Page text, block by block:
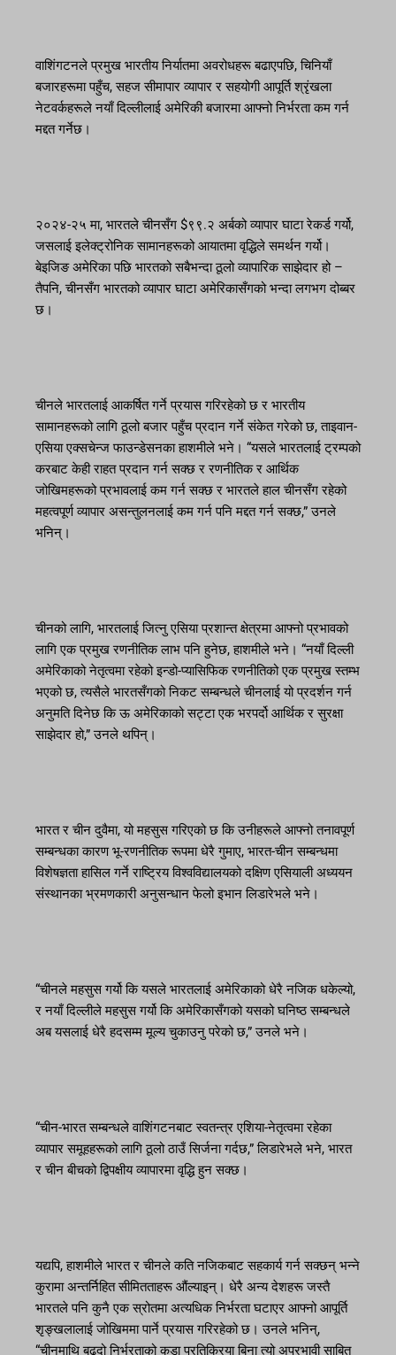
वाशिंगटनले प्रमुख भारतीय निर्यातमा अवरोधहरू बढाएपछि, चिनियाँ
बजारहरूमा पहुँच, सहज सीमापार व्यापार र सहयोगी आपूर्ति श्रृंखला
नेटवर्कहरूले नयाँ दिल्लीलाई अमेरिकी बजारमा आफ्नो निर्भरता कम गर्न
मद्दत गर्नेछ।
२०२४-२५ मा, भारतले चीनसँग $९९.२ अर्बको व्यापार घाटा रेकर्ड गर्यो,
जसलाई इलेक्ट्रोनिक सामानहरूको आयातमा वृद्धिले समर्थन गर्यो।
बेइजिङ अमेरिका पछि भारतको सबैभन्दा ठूलो व्यापारिक साझेदार हो –
तैपनि, चीनसँग भारतको व्यापार घाटा अमेरिकासँगको भन्दा लगभग दोब्बर
छ।
चीनले भारतलाई आकर्षित गर्ने प्रयास गरिरहेको छ र भारतीय
सामानहरूको लागि ठूलो बजार पहुँच प्रदान गर्ने संकेत गरेको छ, ताइवान-
एसिया एक्सचेन्ज फाउन्डेसनका हाशमीले भने। “यसले भारतलाई ट्रम्पको
करबाट केही राहत प्रदान गर्न सक्छ र रणनीतिक र आर्थिक
जोखिमहरूको प्रभावलाई कम गर्न सक्छ र भारतले हाल चीनसँग रहेको
महत्वपूर्ण व्यापार असन्तुलनलाई कम गर्न पनि मद्दत गर्न सक्छ,” उनले
भनिन्।
चीनको लागि, भारतलाई जित्नु एसिया प्रशान्त क्षेत्रमा आफ्नो प्रभावको
लागि एक प्रमुख रणनीतिक लाभ पनि हुनेछ, हाशमीले भने। “नयाँ दिल्ली
अमेरिकाको नेतृत्वमा रहेको इन्डो-प्यासिफिक रणनीतिको एक प्रमुख स्तम्भ
भएको छ, त्यसैले भारतसँगको निकट सम्बन्धले चीनलाई यो प्रदर्शन गर्न
अनुमति दिनेछ कि ऊ अमेरिकाको सट्टा एक भरपर्दो आर्थिक र सुरक्षा
साझेदार हो,” उनले थपिन्।
भारत र चीन दुवैमा, यो महसुस गरिएको छ कि उनीहरूले आफ्नो तनावपूर्ण
सम्बन्धका कारण भू-रणनीतिक रूपमा धेरै गुमाए, भारत-चीन सम्बन्धमा
विशेषज्ञता हासिल गर्ने राष्ट्रिय विश्वविद्यालयको दक्षिण एसियाली अध्ययन
संस्थानका भ्रमणकारी अनुसन्धान फेलो इभान लिडारेभले भने।
“चीनले महसुस गर्यो कि यसले भारतलाई अमेरिकाको धेरै नजिक धकेल्यो,
र नयाँ दिल्लीले महसुस गर्यो कि अमेरिकासँगको यसको घनिष्ठ सम्बन्धले
अब यसलाई धेरै हदसम्म मूल्य चुकाउनु परेको छ,” उनले भने।
“चीन-भारत सम्बन्धले वाशिंगटनबाट स्वतन्त्र एशिया-नेतृत्वमा रहेका
व्यापार समूहहरूको लागि ठूलो ठाउँ सिर्जना गर्दछ,” लिडारेभले भने, भारत
र चीन बीचको द्विपक्षीय व्यापारमा वृद्धि हुन सक्छ।
यद्यपि, हाशमीले भारत र चीनले कति नजिकबाट सहकार्य गर्न सक्छन् भन्ने
कुरामा अन्तर्निहित सीमितताहरू औंल्याइन्। धेरै अन्य देशहरू जस्तै
भारतले पनि कुनै एक स्रोतमा अत्यधिक निर्भरता घटाएर आफ्नो आपूर्ति
शृङ्खलालाई जोखिममा पार्ने प्रयास गरिरहेको छ। उनले भनिन्,
“चीनमाथि बढ्दो निर्भरताको कडा प्रतिक्रिया बिना त्यो अप्रभावी साबित